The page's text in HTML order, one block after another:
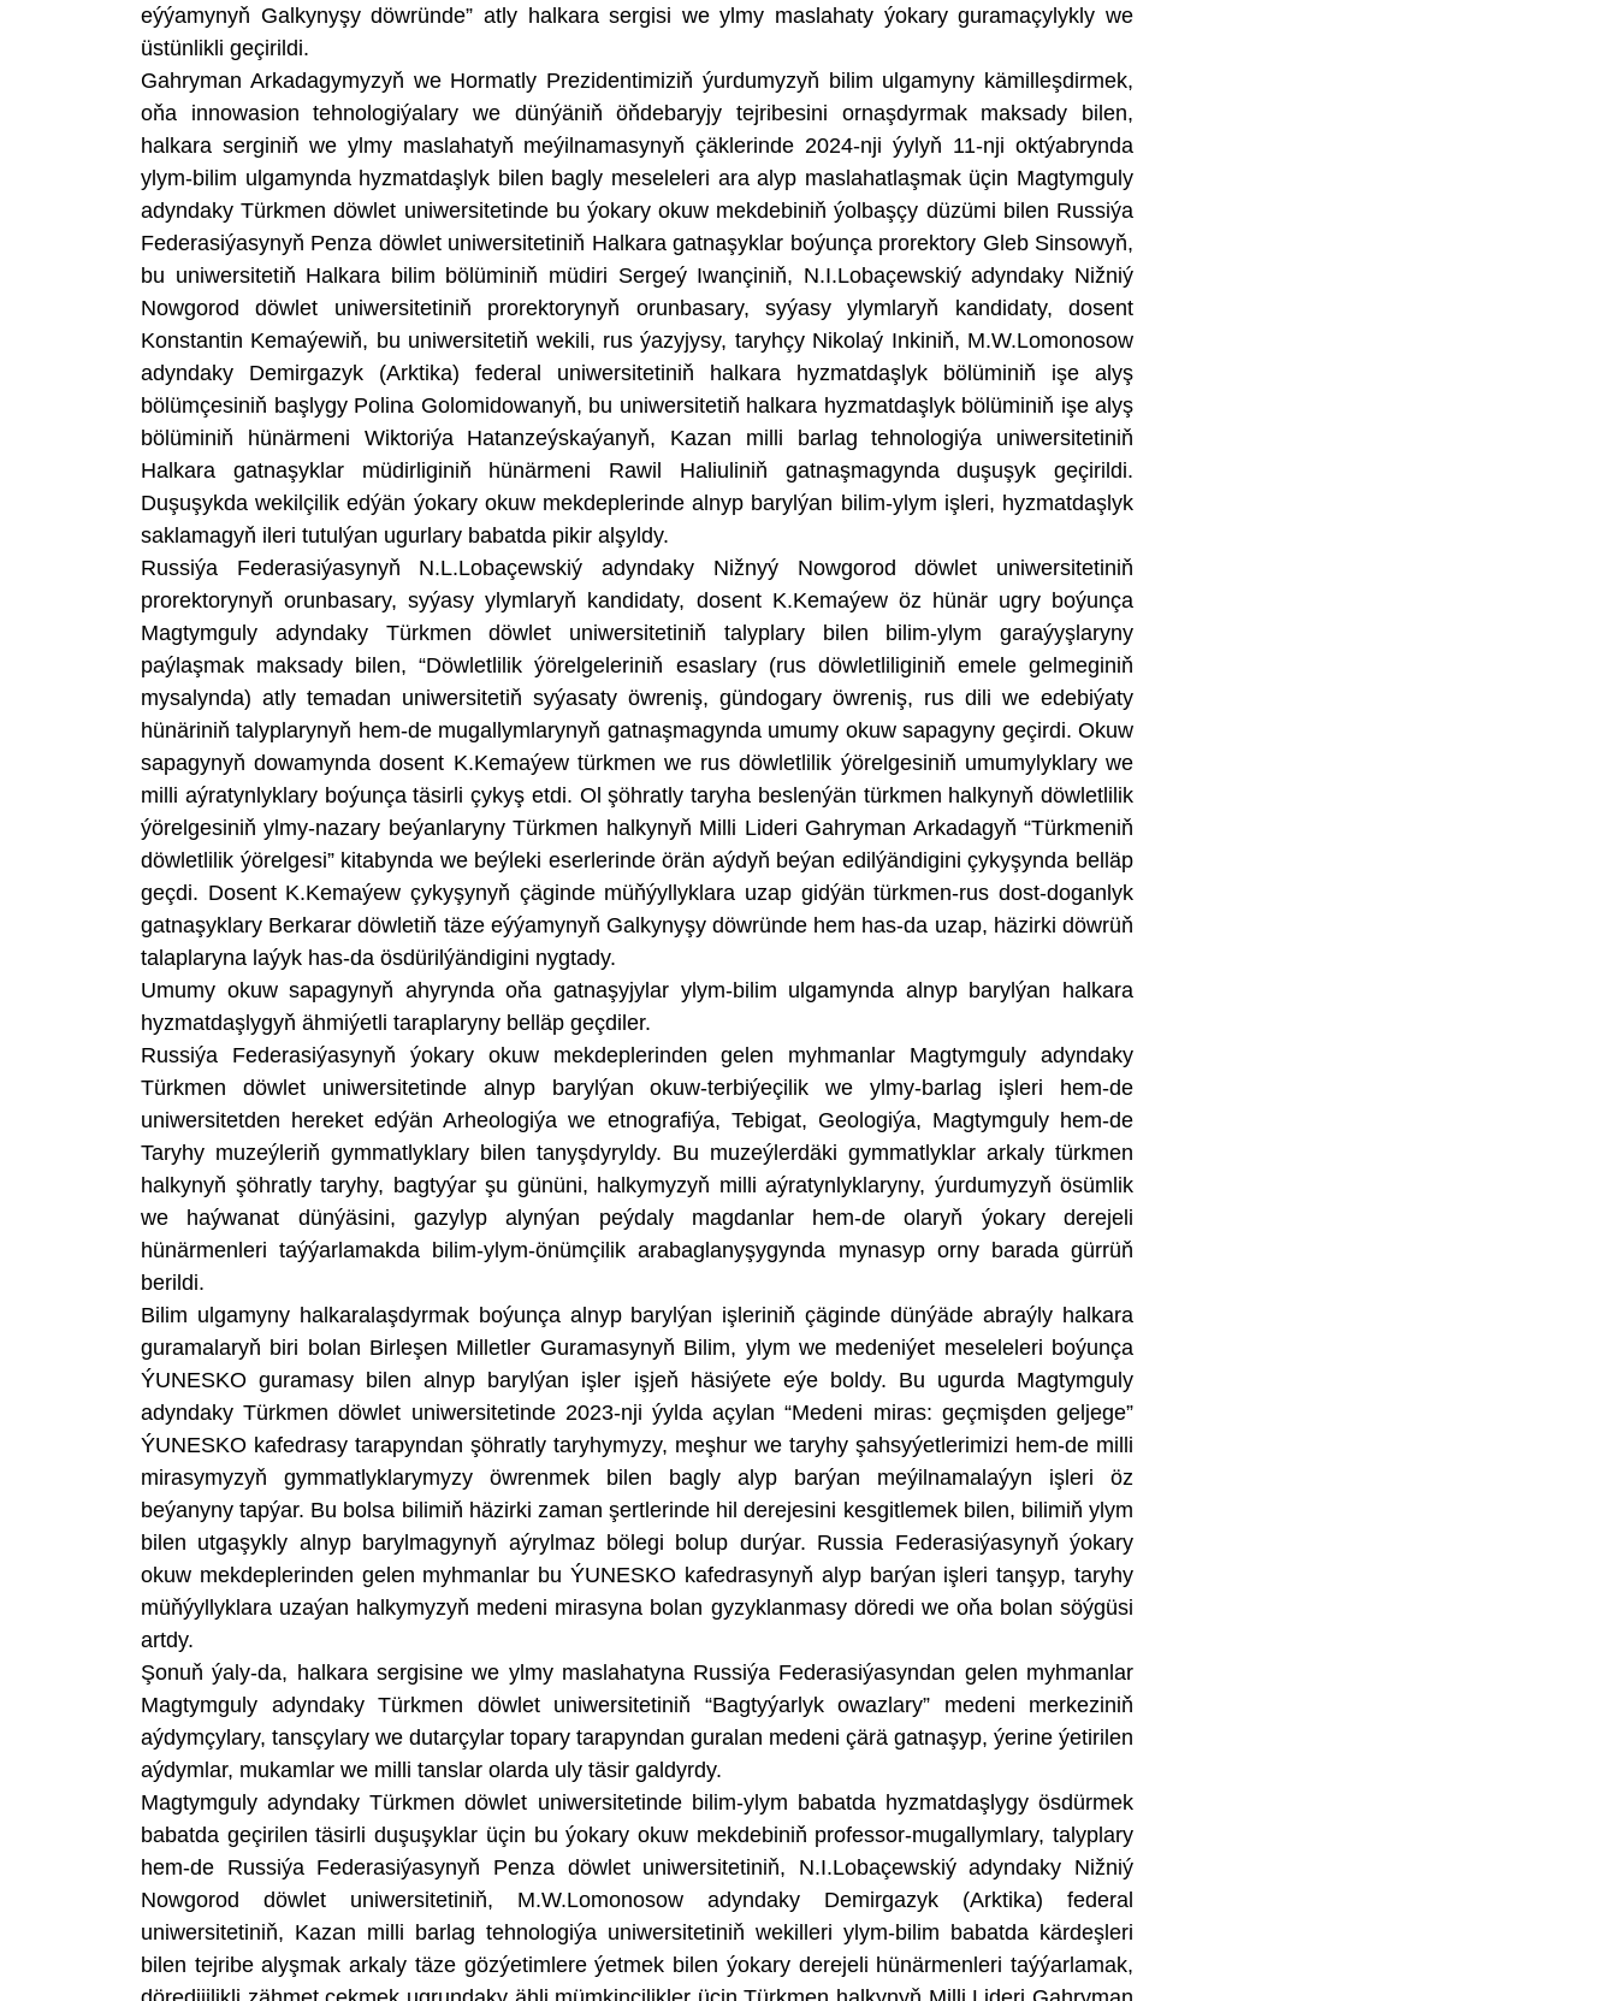
eýýamynyň Galkynyşy döwründe” atly halkara sergisi we ylmy maslahaty ýokary guramaçylykly we
üstünlikli geçirildi.
Gahryman Arkadagymyzyň we Hormatly Prezidentimiziň ýurdumyzyň bilim ulgamyny kämilleşdirmek,
oňa innowasion tehnologiýalary we dünýäniň öňdebaryjy tejribesini ornaşdyrmak maksady bilen,
halkara serginiň we ylmy maslahatyň meýilnamasynyň çäklerinde 2024-nji ýylyň 11-nji oktýabrynda
ylym-bilim ulgamynda hyzmatdaşlyk bilen bagly meseleleri ara alyp maslahatlaşmak üçin Magtymguly
adyndaky Türkmen döwlet uniwersitetinde bu ýokary okuw mekdebiniň ýolbaşçy düzümi bilen Russiýa
Federasiýasynyň Penza döwlet uniwersitetiniň Halkara gatnaşyklar boýunça prorektory Gleb Sinsowyň,
bu uniwersitetiň Halkara bilim bölüminiň müdiri Sergeý Iwançiniň, N.I.Lobaçewskiý adyndaky Nižniý
Nowgorod döwlet uniwersitetiniň prorektorynyň orunbasary, syýasy ylymlaryň kandidaty, dosent
Konstantin Kemaýewiň, bu uniwersitetiň wekili, rus ýazyjysy, taryhçy Nikolaý Inkiniň, M.W.Lomonosow
adyndaky Demirgazyk (Arktika) federal uniwersitetiniň halkara hyzmatdaşlyk bölüminiň işe alyş
bölümçesiniň başlygy Polina Golomidowanyň, bu uniwersitetiň halkara hyzmatdaşlyk bölüminiň işe alyş
bölüminiň hünärmeni Wiktoriýa Hatanzeýskaýanyň, Kazan milli barlag tehnologiýa uniwersitetiniň
Halkara gatnaşyklar müdirliginiň hünärmeni Rawil Haliuliniň gatnaşmagynda duşuşyk geçirildi.
Duşuşykda wekilçilik edýän ýokary okuw mekdeplerinde alnyp barylýan bilim-ylym işleri, hyzmatdaşlyk
saklamagyň ileri tutulýan ugurlary babatda pikir alşyldy.
Russiýa Federasiýasynyň N.L.Lobaçewskiý adyndaky Nižnyý Nowgorod döwlet uniwersitetiniň
prorektorynyň orunbasary, syýasy ylymlaryň kandidaty, dosent K.Kemaýew öz hünär ugry boýunça
Magtymguly adyndaky Türkmen döwlet uniwersitetiniň talyplary bilen bilim-ylym garaýyşlaryny
paýlaşmak maksady bilen, “Döwletlilik ýörelgeleriniň esaslary (rus döwletliliginiň emele gelmeginiň
mysalynda) atly temadan uniwersitetiň syýasaty öwreniş, gündogary öwreniş, rus dili we edebiýaty
hünäriniň talyplarynyň hem-de mugallymlarynyň gatnaşmagynda umumy okuw sapagyny geçirdi. Okuw
sapagynyň dowamynda dosent K.Kemaýew türkmen we rus döwletlilik ýörelgesiniň umumylyklary we
milli aýratynlyklary boýunça täsirli çykyş etdi. Ol şöhratly taryha beslenýän türkmen halkynyň döwletlilik
ýörelgesiniň ylmy-nazary beýanlaryny Türkmen halkynyň Milli Lideri Gahryman Arkadagyň “Türkmeniň
döwletlilik ýörelgesi” kitabynda we beýleki eserlerinde örän aýdyň beýan edilýändigini çykyşynda belläp
geçdi. Dosent K.Kemaýew çykyşynyň çäginde müňýyllyklara uzap gidýän türkmen-rus dost-doganlyk
gatnaşyklary Berkarar döwletiň täze eýýamynyň Galkynyşy döwründe hem has-da uzap, häzirki döwrüň
talaplaryna laýyk has-da ösdürilýändigini nygtady.
Umumy okuw sapagynyň ahyrynda oňa gatnaşyjylar ylym-bilim ulgamynda alnyp barylýan halkara
hyzmatdaşlygyň ähmiýetli taraplaryny belläp geçdiler.
Russiýa Federasiýasynyň ýokary okuw mekdeplerinden gelen myhmanlar Magtymguly adyndaky
Türkmen döwlet uniwersitetinde alnyp barylýan okuw-terbiýeçilik we ylmy-barlag işleri hem-de
uniwersitetden hereket edýän Arheologiýa we etnografiýa, Tebigat, Geologiýa, Magtymguly hem-de
Taryhy muzeýleriň gymmatlyklary bilen tanyşdyryldy. Bu muzeýlerdäki gymmatlyklar arkaly türkmen
halkynyň şöhratly taryhy, bagtyýar şu gününi, halkymyzyň milli aýratynlyklaryny, ýurdumyzyň ösümlik
we haýwanat dünýäsini, gazylyp alynýan peýdaly magdanlar hem-de olaryň ýokary derejeli
hünärmenleri taýýarlamakda bilim-ylym-önümçilik arabaglanyşygynda mynasyp orny barada gürrüň
berildi.
Bilim ulgamyny halkaralaşdyrmak boýunça alnyp barylýan işleriniň çäginde dünýäde abraýly halkara
guramalaryň biri bolan Birleşen Milletler Guramasynyň Bilim, ylym we medeniýet meseleleri boýunça
ÝUNESKO guramasy bilen alnyp barylýan işler işjeň häsiýete eýe boldy. Bu ugurda Magtymguly
adyndaky Türkmen döwlet uniwersitetinde 2023-nji ýylda açylan “Medeni miras: geçmişden geljege”
ÝUNESKO kafedrasy tarapyndan şöhratly taryhymyzy, meşhur we taryhy şahsyýetlerimizi hem-de milli
mirasymyzyň gymmatlyklarymyzy öwrenmek bilen bagly alyp barýan meýilnamalaýyn işleri öz
beýanyny tapýar. Bu bolsa bilimiň häzirki zaman şertlerinde hil derejesini kesgitlemek bilen, bilimiň ylym
bilen utgaşykly alnyp barylmagynyň aýrylmaz bölegi bolup durýar. Russia Federasiýasynyň ýokary
okuw mekdeplerinden gelen myhmanlar bu ÝUNESKO kafedrasynyň alyp barýan işleri tanşyp, taryhy
müňýyllyklara uzaýan halkymyzyň medeni mirasyna bolan gyzyklanmasy döredi we oňa bolan söýgüsi
artdy.
Şonuň ýaly-da, halkara sergisine we ylmy maslahatyna Russiýa Federasiýasyndan gelen myhmanlar
Magtymguly adyndaky Türkmen döwlet uniwersitetiniň “Bagtyýarlyk owazlary” medeni merkeziniň
aýdymçylary, tansçylary we dutarçylar topary tarapyndan guralan medeni çärä gatnaşyp, ýerine ýetirilen
aýdymlar, mukamlar we milli tanslar olarda uly täsir galdyrdy.
Magtymguly adyndaky Türkmen döwlet uniwersitetinde bilim-ylym babatda hyzmatdaşlygy ösdürmek
babatda geçirilen täsirli duşuşyklar üçin bu ýokary okuw mekdebiniň professor-mugallymlary, talyplary
hem-de Russiýa Federasiýasynyň Penza döwlet uniwersitetiniň, N.I.Lobaçewskiý adyndaky Nižniý
Nowgorod döwlet uniwersitetiniň, M.W.Lomonosow adyndaky Demirgazyk (Arktika) federal
uniwersitetiniň, Kazan milli barlag tehnologiýa uniwersitetiniň wekilleri ylym-bilim babatda kärdeşleri
bilen tejribe alyşmak arkaly täze gözýetimlere ýetmek bilen ýokary derejeli hünärmenleri taýýarlamak,